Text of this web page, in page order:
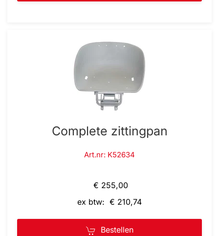
Complete zittingpan
Art.nr: K52634
€ 255,00
ex btw: € 210,74
Bestellen